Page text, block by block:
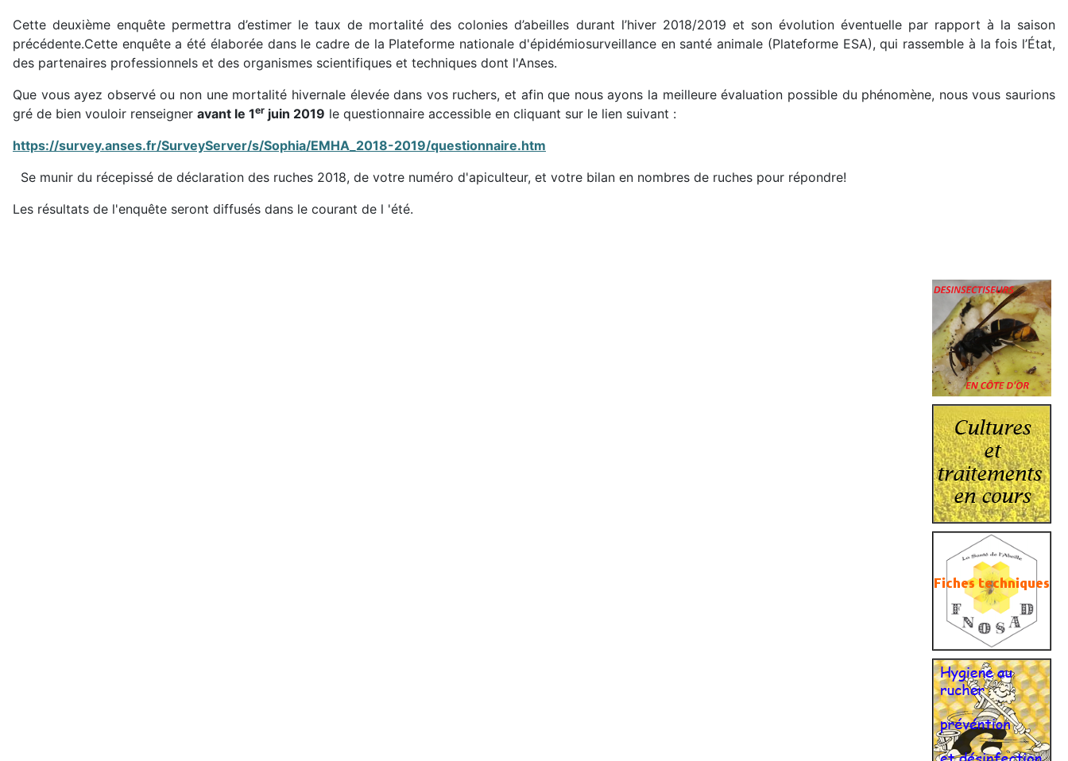
Cette deuxième enquête permettra d’estimer le taux de mortalité des colonies d’abeilles durant l’hiver 2018/2019 et son évolution éventuelle par rapport à la saison
précédente.Cette enquête a été élaborée dans le cadre de la Plateforme nationale d'épidémiosurveillance en santé animale (Plateforme ESA), qui rassemble à la fois l’État,
des partenaires professionnels et des organismes scientifiques et techniques dont l'Anses.
Que vous ayez observé ou non une mortalité hivernale élevée dans vos ruchers, et afin que nous ayons la meilleure évaluation possible du phénomène, nous vous saurions
gré de bien vouloir renseigner avant le 1er juin 2019 le questionnaire accessible en cliquant sur le lien suivant :
https://survey.anses.fr/SurveyServer/s/Sophia/EMHA_2018-2019/questionnaire.htm
Se munir du récepissé de déclaration des ruches 2018, de votre numéro d'apiculteur, et votre bilan en nombres de ruches pour répondre!
Les résultats de l'enquête seront diffusés dans le courant de l 'été.